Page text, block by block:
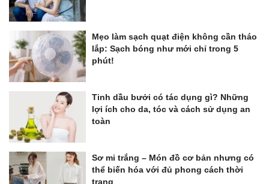
Mẹo làm sạch quạt điện không cần tháo
lắp: Sạch bóng như mới chỉ trong 5
phút!
Tinh dầu bưởi có tác dụng gì? Những
lợi ích cho da, tóc và cách sử dụng an
toàn
Sơ mi trắng – Món đồ cơ bản nhưng có
thể biến hóa với đủ phong cách thời
trang